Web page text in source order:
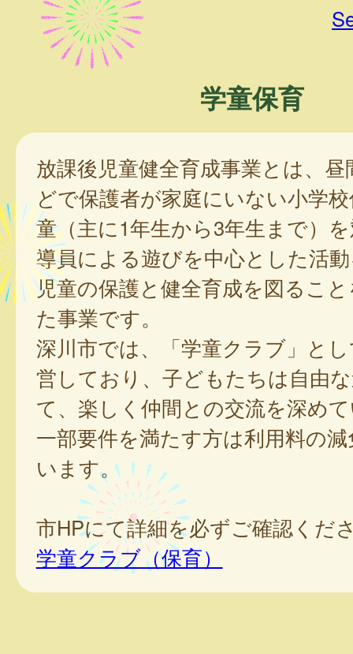
学童保育
放課後児童健全育成事業とは、昼
どで保護者が家庭にいない小学
童（主に1年生から3年生まで）
導員による遊びを中心とした活
児童の保護と健全育成を図るこ
た事業です。
深川市では、「学童クラブ」と
営しており、子どもたちは自由
て、楽しく仲間との交流を深め
一部要件を満たす方は利用料の
います。
市HPにて詳細を必ずご確認くだ
学童クラブ（保育）